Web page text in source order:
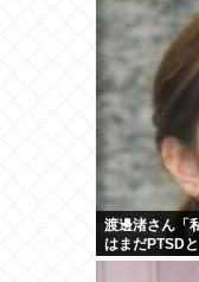
渡邊渚さん「
はまだPTSD
した」